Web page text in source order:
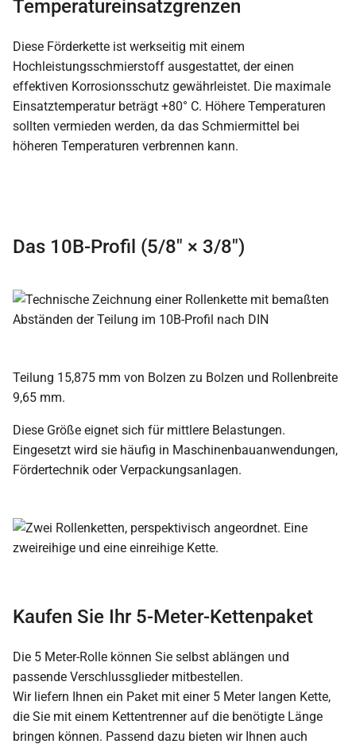
Temperatureinsatzgrenzen
Diese Förderkette ist werkseitig mit einem
Hochleistungsschmierstoff ausgestattet, der einen
effektiven Korrosionsschutz gewährleistet. Die maximale
Einsatztemperatur beträgt +80° C. Höhere Temperaturen
sollten vermieden werden, da das Schmiermittel bei
höheren Temperaturen verbrennen kann.
Das 10B-Profil (5/8″ × 3/8″)
Teilung 15,875 mm von Bolzen zu Bolzen und Rollenbreite
9,65 mm.
Diese Größe eignet sich für mittlere Belastungen.
Eingesetzt wird sie häufig in Maschinenbauanwendungen,
Fördertechnik oder Verpackungsanlagen.
Kaufen Sie Ihr 5-Meter-Kettenpaket
Die 5 Meter-Rolle können Sie selbst ablängen und
passende Verschlussglieder mitbestellen.
Wir liefern Ihnen ein Paket mit einer 5 Meter langen Kette,
die Sie mit einem Kettentrenner auf die benötigte Länge
bringen können. Passend dazu bieten wir Ihnen auch